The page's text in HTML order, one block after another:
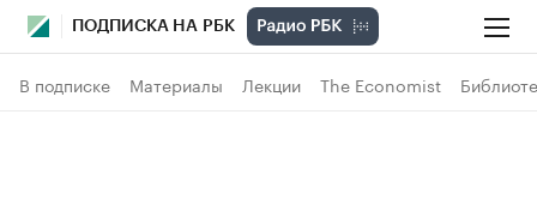
ПОДПИСКА НА РБК
В подписке Материалы Лекции The Economist